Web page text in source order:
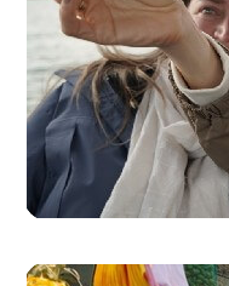
וארוחת צהרים